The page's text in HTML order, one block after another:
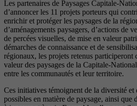
Les partenaires de Paysages Capitale-
d’annoncer les 11 projets porteurs qui
enrichir et protéger les paysages de la
d’aménagements paysagers, d’actions de
de percées visuelles, de mise en valeur
démarches de connaissance et de
régionaux, les projets retenus participeront
valeur des paysages de la Capitale-
entre les communautés et leur territoire.
Ces initiatives témoignent de la diversité et
possibles en matière de paysage, ainsi que